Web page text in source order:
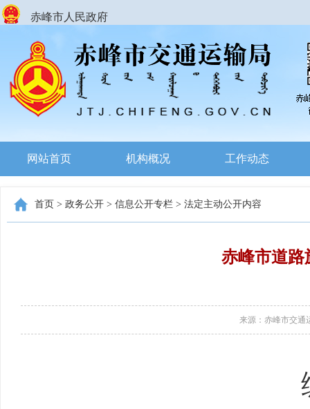
赤峰市人民政府
网站首页 机构概况 工作动态
首页 > 政务公开 > 信息公开专栏 > 法定主动公开内容
赤峰市道路
来源：赤峰市交通